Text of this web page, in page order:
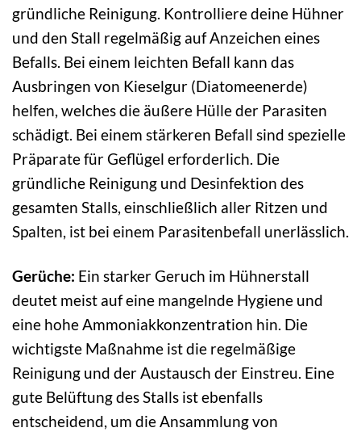
gründliche Reinigung. Kontrolliere deine Hühner
und den Stall regelmäßig auf Anzeichen eines
Befalls. Bei einem leichten Befall kann das
Ausbringen von Kieselgur (Diatomeenerde)
helfen, welches die äußere Hülle der Parasiten
schädigt. Bei einem stärkeren Befall sind spezielle
Präparate für Geflügel erforderlich. Die
gründliche Reinigung und Desinfektion des
gesamten Stalls, einschließlich aller Ritzen und
Spalten, ist bei einem Parasitenbefall unerlässlich.
Gerüche: Ein starker Geruch im Hühnerstall
deutet meist auf eine mangelnde Hygiene und
eine hohe Ammoniakkonzentration hin. Die
wichtigste Maßnahme ist die regelmäßige
Reinigung und der Austausch der Einstreu. Eine
gute Belüftung des Stalls ist ebenfalls
entscheidend, um die Ansammlung von